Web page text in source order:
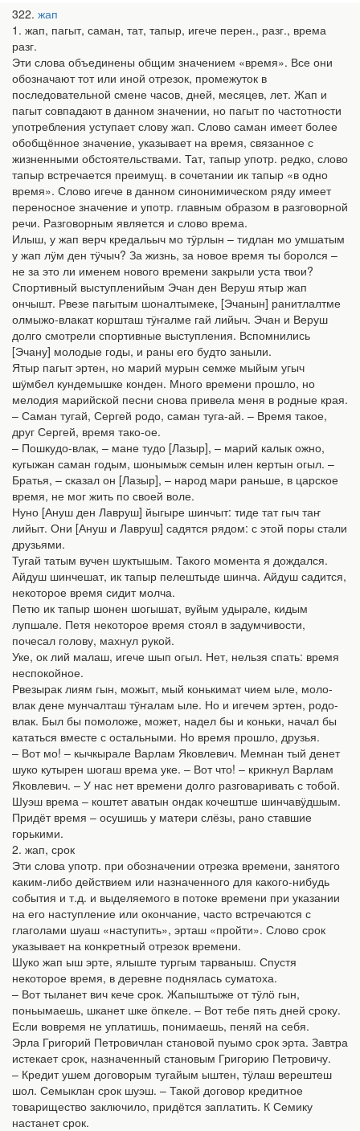
322 жап
1. жап, пагыт, саман, тат, тапыр, игече перен., разг., врема
разг.
Эти слова объединены общим значением «время». Все они
обозначают тот или иной отрезок, промежуток в
последовательной смене часов, дней, месяцев, лет. Жап и
пагыт совпадают в данном значении, но пагыт по частотности
употребления уступает слову жап. Слово саман имеет более
обобщённое значение, указывает на время, связанное с
жизненными обстоятельствами. Тат, тапыр употр. редко, слово
тапыр встречается преимущ. в сочетании ик тапыр «в одно
время». Слово игече в данном синонимическом ряду имеет
переносное значение и употр. главным образом в разговорной
речи. Разговорным является и слово врема.
Илыш, у жап верч кредальыч мо тӱрлын – тидлан мо умшатым
у жап лӱм ден тӱчыч? За жизнь, за новое время ты боролся –
не за это ли именем нового времени закрыли уста твои?
Спортивный выступленийым Эчан ден Веруш ятыр жап
ончышт. Рвезе пагытым шоналтымеке, [Эчанын] ранитлалтме
олмыжо-влакат коршташ тӱҥалме гай лийыч. Эчан и Веруш
долго смотрели спортивные выступления. Вспомнились
[Эчану] молодые годы, и раны его будто заныли.
Ятыр пагыт эртен, но марий мурын семже мыйым угыч
шӱмбел кундемышке конден. Много времени прошло, но
мелодия марийской песни снова привела меня в родные края.
– Саман тугай, Сергей родо, саман туга-ай. – Время такое,
друг Сергей, время тако-ое.
– Пошкудо-влак, – мане тудо [Лазыр], – марий калык ожно,
кугыжан саман годым, шонымыж семын илен кертын огыл. –
Братья, – сказал он [Лазыр], – народ мари раньше, в царское
время, не мог жить по своей воле.
Нуно [Ануш ден Лавруш] йыгыре шинчыт: тиде тат гыч таҥ
лийыт. Они [Ануш и Лавруш] садятся рядом: с этой поры стали
друзьями.
Тугай татым вучен шуктышым. Такого момента я дождался.
Айдуш шинчешат, ик тапыр пелештыде шинча. Айдуш садится,
некоторое время сидит молча.
Петю ик тапыр шонен шогышат, вуйым удырале, кидым
лупшале. Петя некоторое время стоял в задумчивости,
почесал голову, махнул рукой.
Уке, ок лий малаш, игече шып огыл. Нет, нельзя спать: время
неспокойное.
Рвезырак лиям гын, можыт, мый конькимат чием ыле, моло-
влак дене мунчалташ тӱҥалам ыле. Но и игечем эртен, родо-
влак. Был бы помоложе, может, надел бы и коньки, начал бы
кататься вместе с остальными. Но время прошло, друзья.
– Вот мо! – кычкырале Варлам Яковлевич. Мемнан тый денет
шуко кутырен шогаш врема уке. – Вот что! – крикнул Варлам
Яковлевич. – У нас нет времени долго разговаривать с тобой.
Шуэш врема – коштет аватын ондак кочештше шинчавӱдшым.
Придёт время – осушишь у матери слёзы, рано ставшие
горькими.
2. жап, срок
Эти слова употр. при обозначении отрезка времени, занятого
каким-либо действием или назначенного для какого-нибудь
события и т.д. и выделяемого в потоке времени при указании
на его наступление или окончание, часто встречаются с
глаголами шуаш «наступить», эрташ «пройти». Слово срок
указывает на конкретный отрезок времени.
Шуко жап ыш эрте, ялыште тургым тарваныш. Спустя
некоторое время, в деревне поднялась суматоха.
– Вот тыланет вич кече срок. Жапыштыже от тӱлӧ гын,
поньымаешь, шканет шке ӧпкеле. – Вот тебе пять дней сроку.
Если вовремя не уплатишь, понимаешь, пеняй на себя.
Эрла Григорий Петровичлан становой пуымо срок эрта. Завтра
истекает срок, назначенный становым Григорию Петровичу.
– Кредит ушем договорым тугайым ыштен, тӱлаш верештеш
шол. Семыклан срок шуэш. – Такой договор кредитное
товарищество заключило, придётся заплатить. К Семику
настанет срок.